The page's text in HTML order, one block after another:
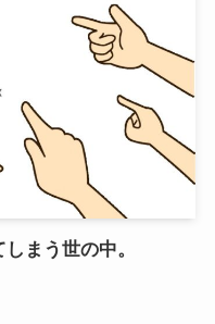
まう世の中。